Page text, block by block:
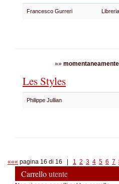
Francesco Gurreri
»»
Les Styles
Philippe Jullian
««« pagina 16 di 16 | 1 2 3 4 5 6 7
Carrelloutente